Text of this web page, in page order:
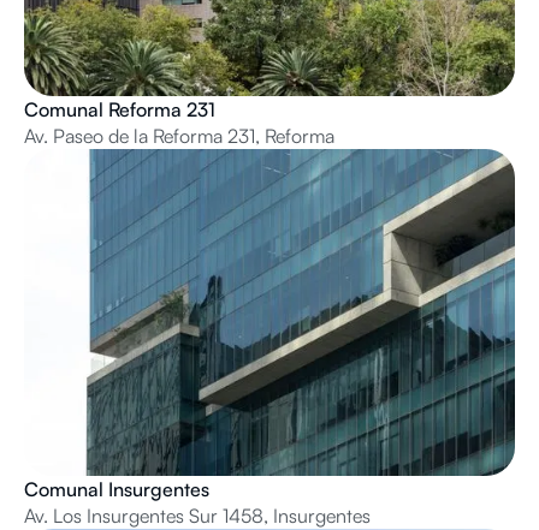
Comunal Reforma 231
Av. Paseo de la Reforma 231, Reforma
Comunal Insurgentes
Av. Los Insurgentes Sur 1458, Insurgentes